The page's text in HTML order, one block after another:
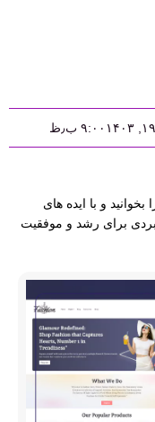
۹:۰۰ ب٫ظ
و با ایده های
برای رشد و موفقیت